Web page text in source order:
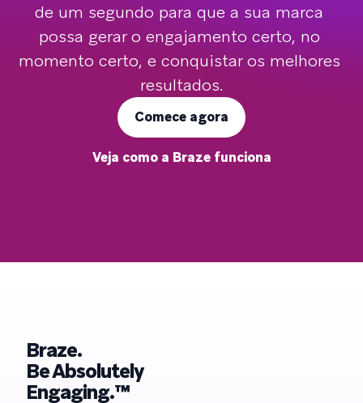
de um segundo para que a sua marca
possa gerar o engajamento certo, no
momento certo, e conquistar os melhores
resultados.
Comece agora
Veja como a Braze funciona
Braze.
Be Absolutely
Engaging.™